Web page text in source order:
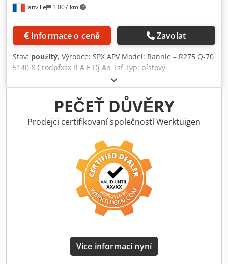
Janville 1 007 km
Informace o ceně Zavolat
Stav: použitý, Výrobce: SPX APV Model: Rannie – R275 Q-70
5140 X Crodpfxsx R A E Dj An Tsf Typ: pístový
homogenizátor Výkon: 250 kW Maximální tlak: 300 bar Max.
kapacita: 27 000 l/h Plášť z nerezové oceli s před-odizolací.
Počet pístů: 5 Homogenizační stupeň / účinek: 2 Podlahový
stojan je k dispozici, není vidět na fotografiích. Druhá
totožná jednotka k dispozici: Reference osertech #12049
PEČEŤ DŮVĚRY
Prodejci certifikovaní společností Werktuigen
Více informací nyní